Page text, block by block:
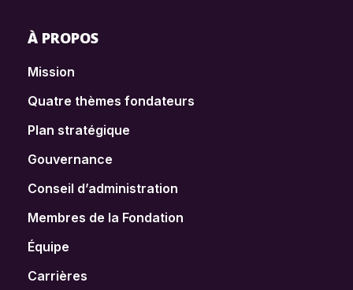
À PROPOS
Mission
Quatre thèmes fondateurs
Plan stratégique
Gouvernance
Conseil d’administration
Membres de la Fondation
Équipe
Carrières